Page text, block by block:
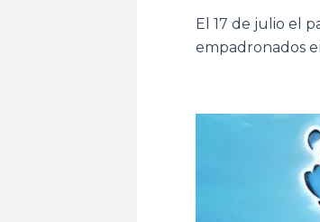
El 17 de julio el
empadronados